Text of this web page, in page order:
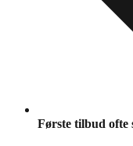
Første tilbud ofte